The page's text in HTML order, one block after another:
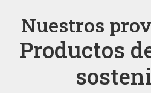
Nuestros
Productos